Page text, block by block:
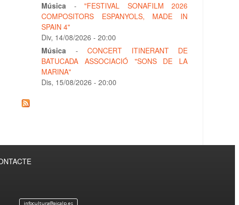
Música
- "FESTIVAL SONAFILM 2026
COMPOSITORS ESPANYOLS, MADE IN
SPAIN 4"
Div, 14/08/2026 - 20:00
Música
- CONCERT ITINERANT DE
BATUCADA ASSOCIACIÓ "SONS DE LA
MARINA"
Dis, 15/08/2026 - 20:00
infocultura@ajcalp.es